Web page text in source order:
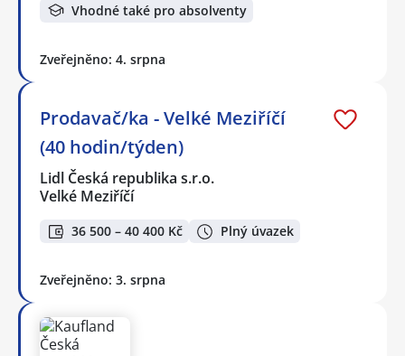
Vhodné také pro absolventy
Zveřejněno: 4. srpna
Prodavač/ka - Velké Meziříčí
(40 hodin/týden)
Lidl Česká republika s.r.o.
Velké Meziříčí
36 500 – 40 400 Kč Plný úvazek
Zveřejněno: 3. srpna